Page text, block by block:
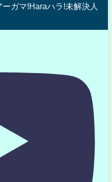
ガマ!Haraハラ!未解決人